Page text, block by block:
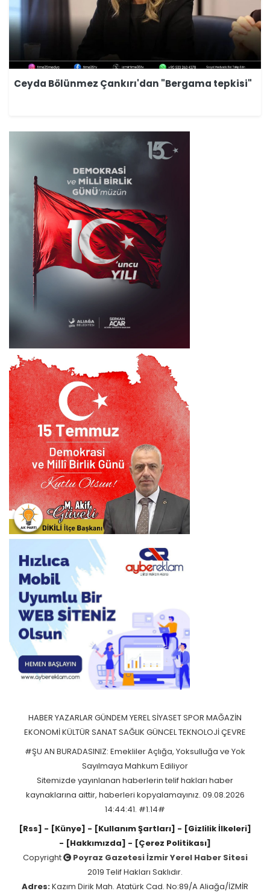
Ceyda Bölünmez Çankırı'dan "Bergama tepkisi"
HABER YAZARLAR GÜNDEM YERELSİYASETSPOR MAĞAZİN
EKONOMİKÜLTÜR SANATSAĞLIK GÜNCELTEKNOLOJİÇEVRE
#ŞU AN BURADASINIZ: Emekliler Açlığa, Yoksulluğa ve Yok
Sayılmaya Mahkum Ediliyor
Sitemizde yayınlanan haberlerin telif hakları haber
kaynaklarına aittir, haberleri kopyalamayınız. 09.08.2026
14:44:41. #1.14#
[Rss] - [Künye] - [Kullanım Şartları] - [Gizlilik İlkeleri]
- [Hakkımızda] - [Çerez Politikası]
Copyright
Poyraz Gazetesi İzmir Yerel Haber Sitesi
2019 Telif Hakları Saklıdır.
Adres:Kazım Dirik Mah. Atatürk Cad. No:89/A Aliağa/İZMİR